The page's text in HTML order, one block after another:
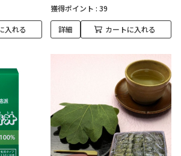
入れる
獲得ポイント : 39
詳細 カートに入れる